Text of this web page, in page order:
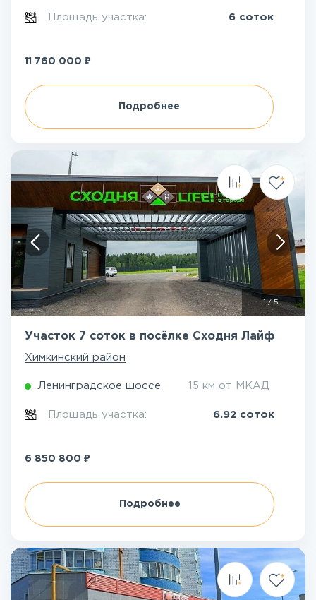
Площадь участка: 6 соток
11 760 000 ₽
Подробнее
/5
Участок 7 соток в посёлке Сходня Лайф
Химкинский район
Ленинградское шоссе 15 км от МКАД
Площадь участка: 6.92 соток
6 850 800 ₽
Подробнее